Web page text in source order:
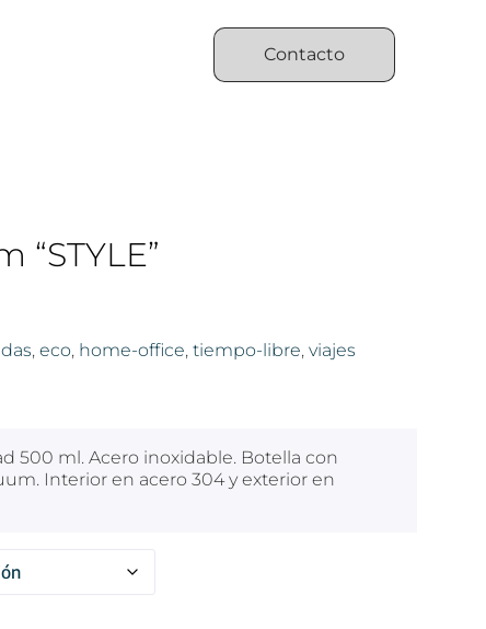
Contacto
“STYLE”
, eco, home-office, tiempo-libre, viajes
500 ml. Acero inoxidable. Botella con
Interior en acero 304 y exterior en